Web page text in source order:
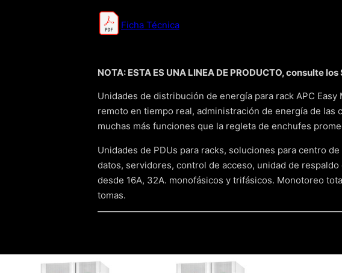
Ficha Técnica
NOTA: ESTA ES UNA LINEA DE PRODUCTO, consulte
Unidades de distribución de energía para rack APC
remoto en tiempo real, administración de energía de las
muchas más funciones que la regleta de enchufes
Unidades de PDUs para racks, soluciones para centro
datos, servidores, control de acceso, unidad de respaldo
desde 16A, 32A. monofásicos y trifásicos. Monotoreo
tomas.